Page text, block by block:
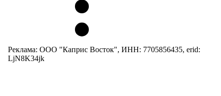
Реклама: ООО "Каприс Восток", ИНН: 7705856435, erid:
LjN8K34jk